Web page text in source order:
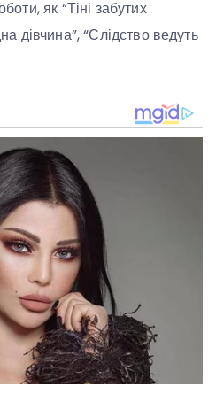
як “Тіні забутих
дівчина”, “Слідство ведуть